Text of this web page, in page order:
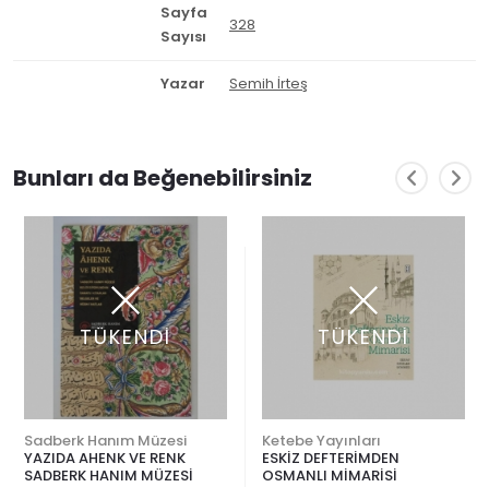
Sayfa
Sayısı
328
Yazar Semih İrteş
Bunları da Beğenebilirsiniz
TÜKENDİ
Sadberk Hanım Müzesi
YAZIDA AHENK VE RENK
SADBERK HANIM MÜZESİ
TÜKENDİ
Ketebe Yayınları
ESKİZ DEFTERİMDEN
OSMANLI MİMARİSİ